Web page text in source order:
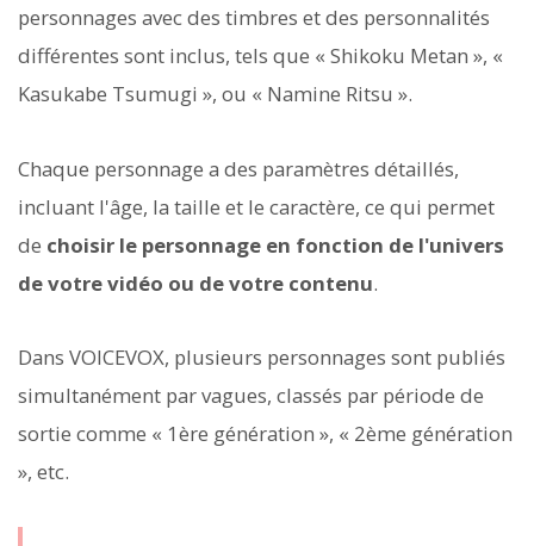
personnages avec des timbres et des personnalités
différentes sont inclus, tels que « Shikoku Metan », «
Kasukabe Tsumugi », ou « Namine Ritsu ».
Chaque personnage a des paramètres détaillés,
incluant l'âge, la taille et le caractère, ce qui permet
de choisir le personnage en fonction de l'univers
de votre vidéo ou de votre contenu.
Dans VOICEVOX, plusieurs personnages sont publiés
simultanément par vagues, classés par période de
sortie comme « 1ère génération », « 2ème génération
», etc.